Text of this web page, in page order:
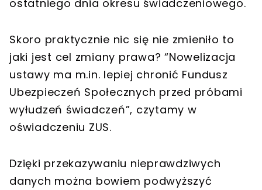
ostatniego dnia okresu świadczeniowego.
Skoro praktycznie nic się nie zmieniło to
jaki jest cel zmiany prawa? “Nowelizacja
ustawy ma m.in. lepiej chronić Fundusz
Ubezpieczeń Społecznych przed próbami
wyłudzeń świadczeń”, czytamy w
oświadczeniu ZUS.
Dzięki przekazywaniu nieprawdziwych
danych można bowiem podwyższyć